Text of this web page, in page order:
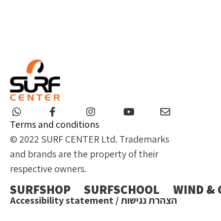
Terms and conditions
© 2022 SURF CENTER Ltd. Trademarks
and brands are the property of their
respective owners.
SURFSHOP SURFSCHOOL WIND &
הצהרת נגישות / Accessibility statement